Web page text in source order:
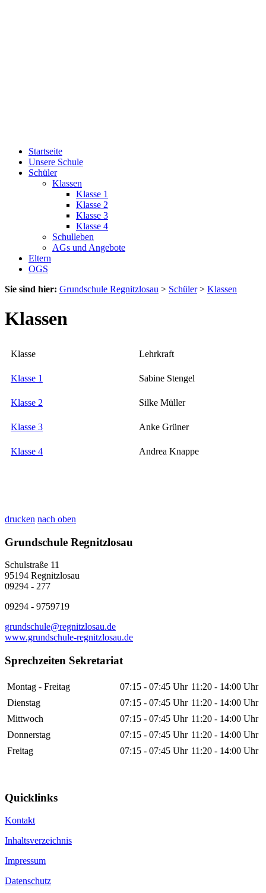
Startseite
Unsere Schule
Schüler
Klassen
Klasse 1
Klasse 2
Klasse 3
Klasse 4
Schulleben
AGs und Angebote
Eltern
OGS
Sie sind hier: Grundschule Regnitzlosau > Schüler> Klassen
Klassen
Klasse Lehrkraft
Klasse 1 Sabine Stengel
Klasse 2 Silke Müller
Klasse 3 Anke Grüner
Klasse 4 Andrea Knappe
drucken nach oben
Grundschule Regnitzlosau
Schulstraße 11
95194 Regnitzlosau
09294 - 277
09294 - 9759719
grundschule@regnitzlosau.de
www.grundschule-regnitzlosau.de
Sprechzeiten Sekretariat
Montag - Freitag 07:15 - 07:45 Uhr 11:20 - 14:00 Uhr
Dienstag
07:15 - 07:45 Uhr 11:20 - 14:00 Uhr
Mittwoch
07:15 - 07:45 Uhr 11:20 - 14:00 Uhr
Donnerstag
07:15 - 07:45 Uhr 11:20 - 14:00 Uhr
Freitag
07:15 - 07:45 Uhr 11:20 - 14:00 Uhr
Quicklinks
Kontakt
Inhaltsverzeichnis
Impressum
Datenschutz